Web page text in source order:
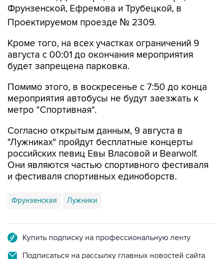
Фрунзенской, Ефремова и Трубецкой, в
Проектируемом проезде № 2309.
Кроме того, на всех участках ограничений 9
августа с 00:01 до окончания мероприятия
будет запрещена парковка.
Помимо этого, в воскресенье с 7:50 до конца
мероприятия автобусы не будут заезжать к
метро "Спортивная".
Согласно открытым данным, 9 августа в
"Лужниках" пройдут бесплатные концерты
российских певиц Евы Власовой и Bearwolf.
Они являются частью спортивного фестиваля
и фестиваля спортивных единоборств.
Фрунзенская Лужники
Купить подписку на профессиональную ленту
Подписаться на рассылку главных новостей сайта